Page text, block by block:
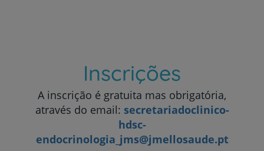
Inscrições
A inscrição é gratuita mas obrigatória,
através do email: secretariadoclinico-
hdsc-
endocrinologia_jms@jmellosaude.pt